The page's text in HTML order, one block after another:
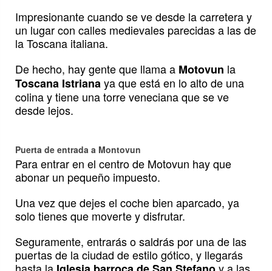
Impresionante cuando se ve desde la carretera y
un lugar con calles medievales parecidas a las de
la Toscana italiana.
De hecho, hay gente que llama a Motovun la
Toscana Istrianaya que está en lo alto de una
colina y tiene una torre veneciana que se ve
desde lejos.
Puerta de entrada a Montovun
Para entrar en el centro de Motovun hay que
abonar un pequeño impuesto.
Una vez que dejes el coche bien aparcado, ya
solo tienes que moverte y disfrutar.
Seguramente, entrarás o saldrás por una de las
puertas de la ciudad de estilo gótico, y llegarás